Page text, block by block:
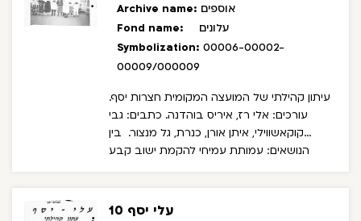
Archive name: אוספים
Fond name:
עלונים
Symbolization: 00006-00002-
00009/000009
עיתון קהילתי של המועצה המקומית חצרות יסף.
עורכים: אלי רז, איריס בוהדנה. כתבים: גבי
קוקאשווילי, איתן אורן, כנרת, גל מנצור. בין
הנושאים: עמותת עמיחי להקמת ישוב קבע
חצרות יסף.
עלי יסף 10